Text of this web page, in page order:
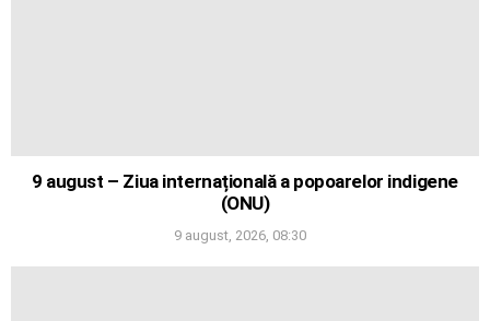
9 august – Ziua internațională a popoarelor indigene
(ONU)
9 august, 2026, 08:30